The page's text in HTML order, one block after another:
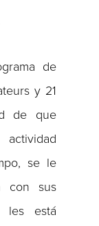
de
y 21
de que
se le
con sus
les está